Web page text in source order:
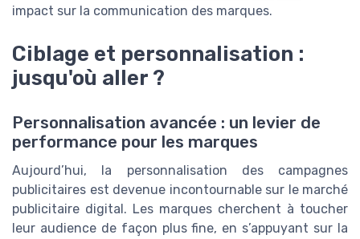
impact sur la communication des marques.
Ciblage et personnalisation :
jusqu'où aller ?
Personnalisation avancée : un levier de
performance pour les marques
Aujourd’hui, la personnalisation des campagnes
publicitaires est devenue incontournable sur le marché
publicitaire digital. Les marques cherchent à toucher
leur audience de façon plus fine, en s’appuyant sur la